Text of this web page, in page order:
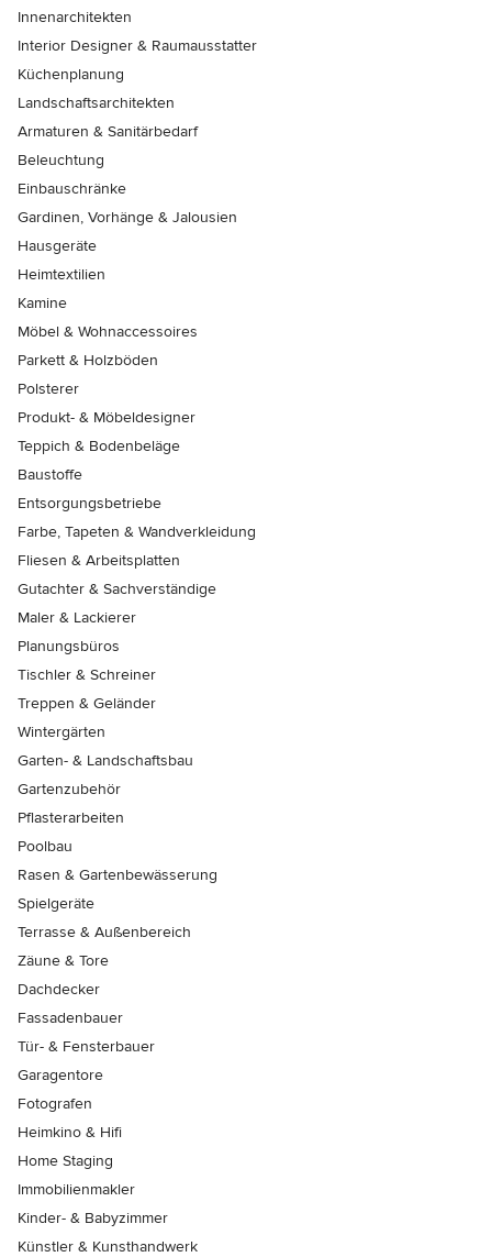
Innenarchitekten
Interior Designer & Raumausstatter
Küchenplanung
Landschaftsarchitekten
Armaturen & Sanitärbedarf
Beleuchtung
Einbauschränke
Gardinen, Vorhänge & Jalousien
Hausgeräte
Heimtextilien
Kamine
Möbel & Wohnaccessoires
Parkett & Holzböden
Polsterer
Produkt- & Möbeldesigner
Teppich & Bodenbeläge
Baustoffe
Entsorgungsbetriebe
Farbe, Tapeten & Wandverkleidung
Fliesen & Arbeitsplatten
Gutachter & Sachverständige
Maler & Lackierer
Planungsbüros
Tischler & Schreiner
Treppen & Geländer
Wintergärten
Garten- & Landschaftsbau
Gartenzubehör
Pflasterarbeiten
Poolbau
Rasen & Gartenbewässerung
Spielgeräte
Terrasse & Außenbereich
Zäune & Tore
Dachdecker
Fassadenbauer
Tür- & Fensterbauer
Garagentore
Fotografen
Heimkino & Hifi
Home Staging
Immobilienmakler
Kinder- & Babyzimmer
Künstler & Kunsthandwerk